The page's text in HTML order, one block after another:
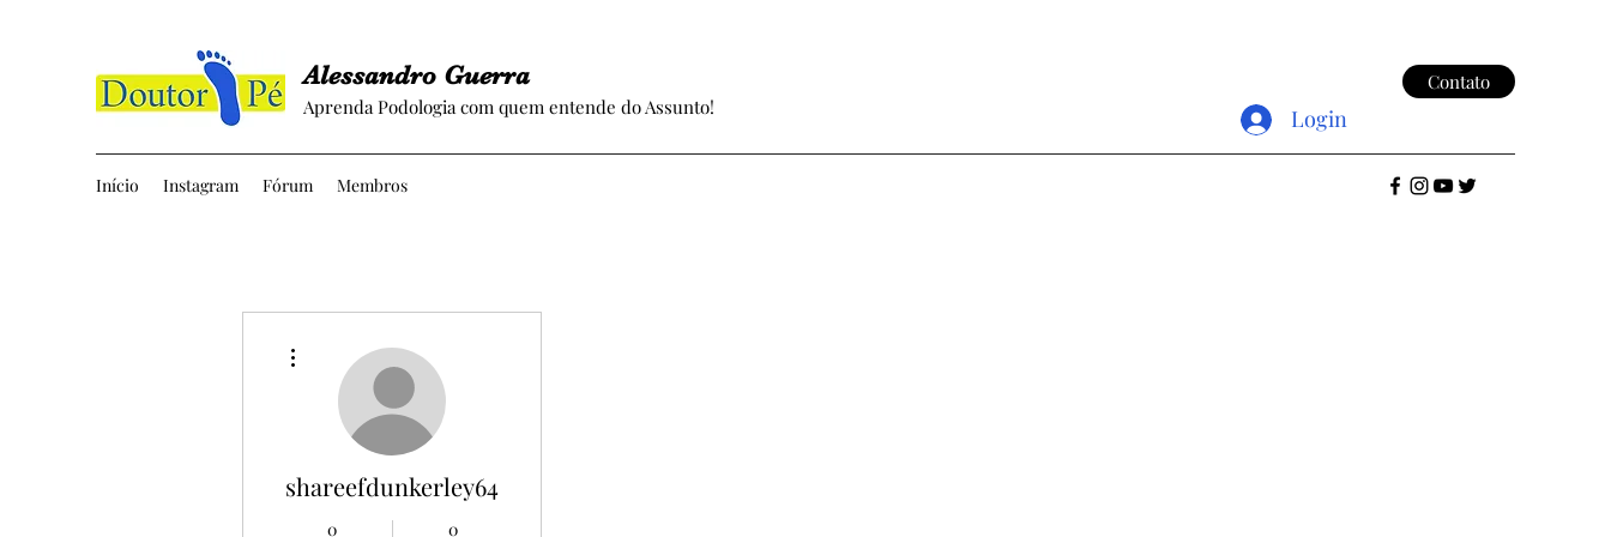
Início Instagram Fórum Membros
Alessandro Guerra
Aprenda Podologia com quem entende do Assunto!
Contato
Login
shareefdunkerley64
0 0